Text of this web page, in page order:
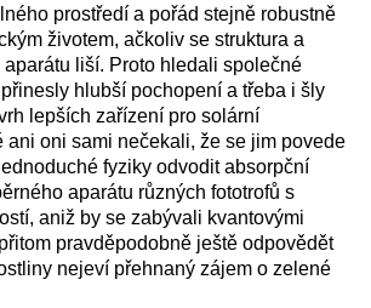
prostředí a pořád stejně robustně
životem, ačkoliv se struktura a
liší. Proto hledali společné
hlubší pochopení a třeba i šly
lepších zařízení pro solární
ani oni sami nečekali, že se jim povede
fyziky odvodit absorpční
aparátu různých fototrofů s
aniž by se zabývali kvantovými
pravděpodobně ještě odpovědět
nejeví přehnaný zájem o zelené